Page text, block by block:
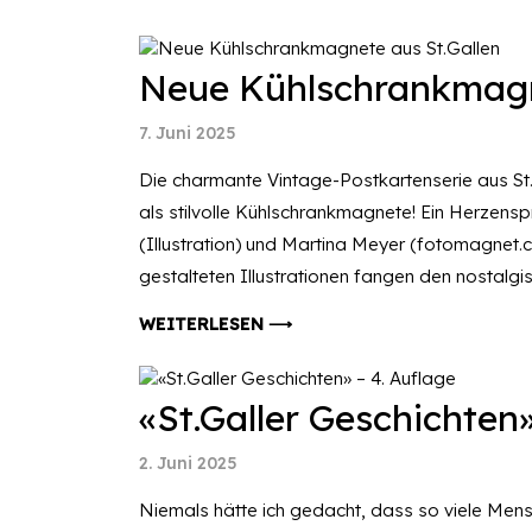
Neue
7. Juni 2025
Die charmante Vintage-Postkartenserie aus
als stilvolle Kühlschrankmagnete! Ein
(Illustration) und Martina Meyer
gestalteten Illustrationen fangen den
WEITERLESEN ⟶
«St.Galler
2. Juni 2025
Niemals hätte ich gedacht, dass so viele